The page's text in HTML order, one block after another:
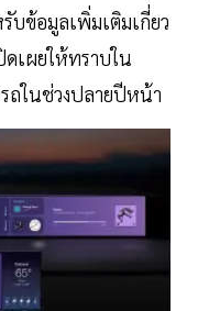
บข้อมูลเพิ่มเติมเกี่ยว
เผยให้ทราบใน
ถในช่วงปลายปีหน้า